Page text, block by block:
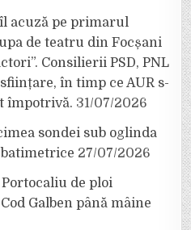
acuză pe primarul
de teatru din Focșani
Consilierii PSD, PNL
în timp ce AUR s-
împotrivă. 31/07/2026
sondei sub oglinda
27/07/2026
Portocaliu de ploi
Galben până mâine